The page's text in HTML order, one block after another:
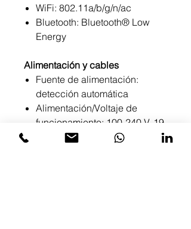
WiFi: 802.11a/b/g/n/ac
Bluetooth: Bluetooth® Low
Energy
Alimentación y cables
Fuente de alimentación:
detección automática
Alimentación/Voltaje de
funcionamiento: 100-240 V, 19
V, 2,1 A